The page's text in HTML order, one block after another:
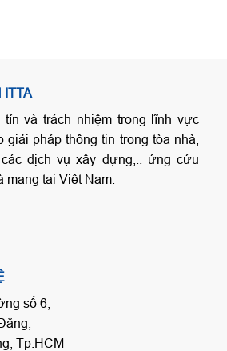
ITTA
tín và trách nhiệm trong lĩnh vực
giải pháp thông tin trong tòa nhà,
dịch vụ xây dựng,.. ứng cứu
mạng tại Việt Nam.
số 6,
Tp.HCM